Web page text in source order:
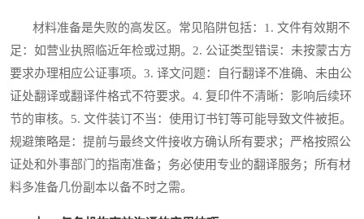
材料准备是失败的高发区。常见陷阱包括：1. 文件有效期不
足：如营业执照临近年检或过期。2. 公证类型错误：未按蒙古方
要求办理相应公证事项。3. 译文问题：自行翻译不准确、未由公
证处翻译或翻译件格式不符要求。4. 复印件不清晰：影响后续环
节的审核。5. 文件装订不当：使用订书钉等可能导致文件被拒。
规避策略是：提前与最终文件接收方确认所有要求；严格按照公
证处和外事部门的指南准备；务必使用专业的翻译服务；所有材
料多准备几份副本以备不时之需。